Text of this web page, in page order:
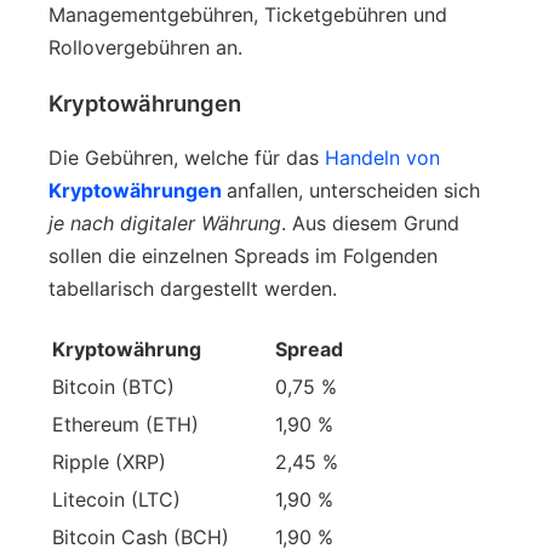
Managementgebühren, Ticketgebühren und
Rollovergebühren an.
Kryptowährungen
Die Gebühren, welche für das Handeln von
Kryptowährungen anfallen, unterscheiden sich
je nach digitaler Währung. Aus diesem Grund
sollen die einzelnen Spreads im Folgenden
tabellarisch dargestellt werden.
Kryptowährung
Spread
Bitcoin (BTC)
0,75 %
Ethereum (ETH)
1,90 %
Ripple (XRP)
2,45 %
Litecoin (LTC)
1,90 %
Bitcoin Cash (BCH)
1,90 %